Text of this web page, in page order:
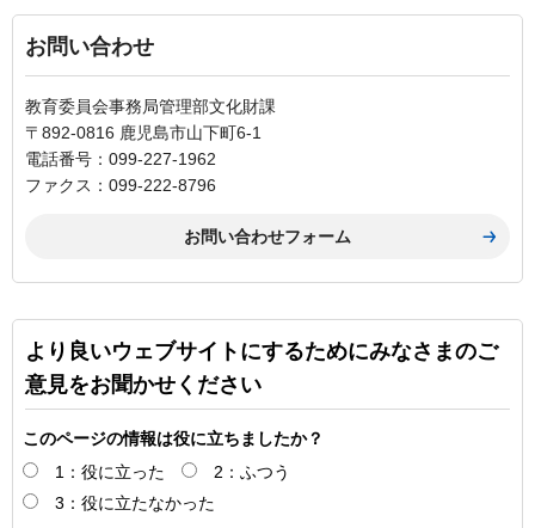
お問い合わせ
教育委員会事務局管理部文化財課
〒892-0816 鹿児島市山下町6-1
電話番号：099-227-1962
ファクス：099-222-8796
より良いウェブサイトにするためにみなさまのご
意見をお聞かせください
このページの情報は役に立ちましたか？
1：役に立った
2：ふつう
3：役に立たなかった